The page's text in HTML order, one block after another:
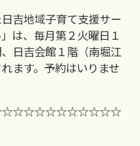
吉地域子育て支援サー
は、毎月第２火曜日１
日吉会館１階（南堀江
ます。予約はいりませ